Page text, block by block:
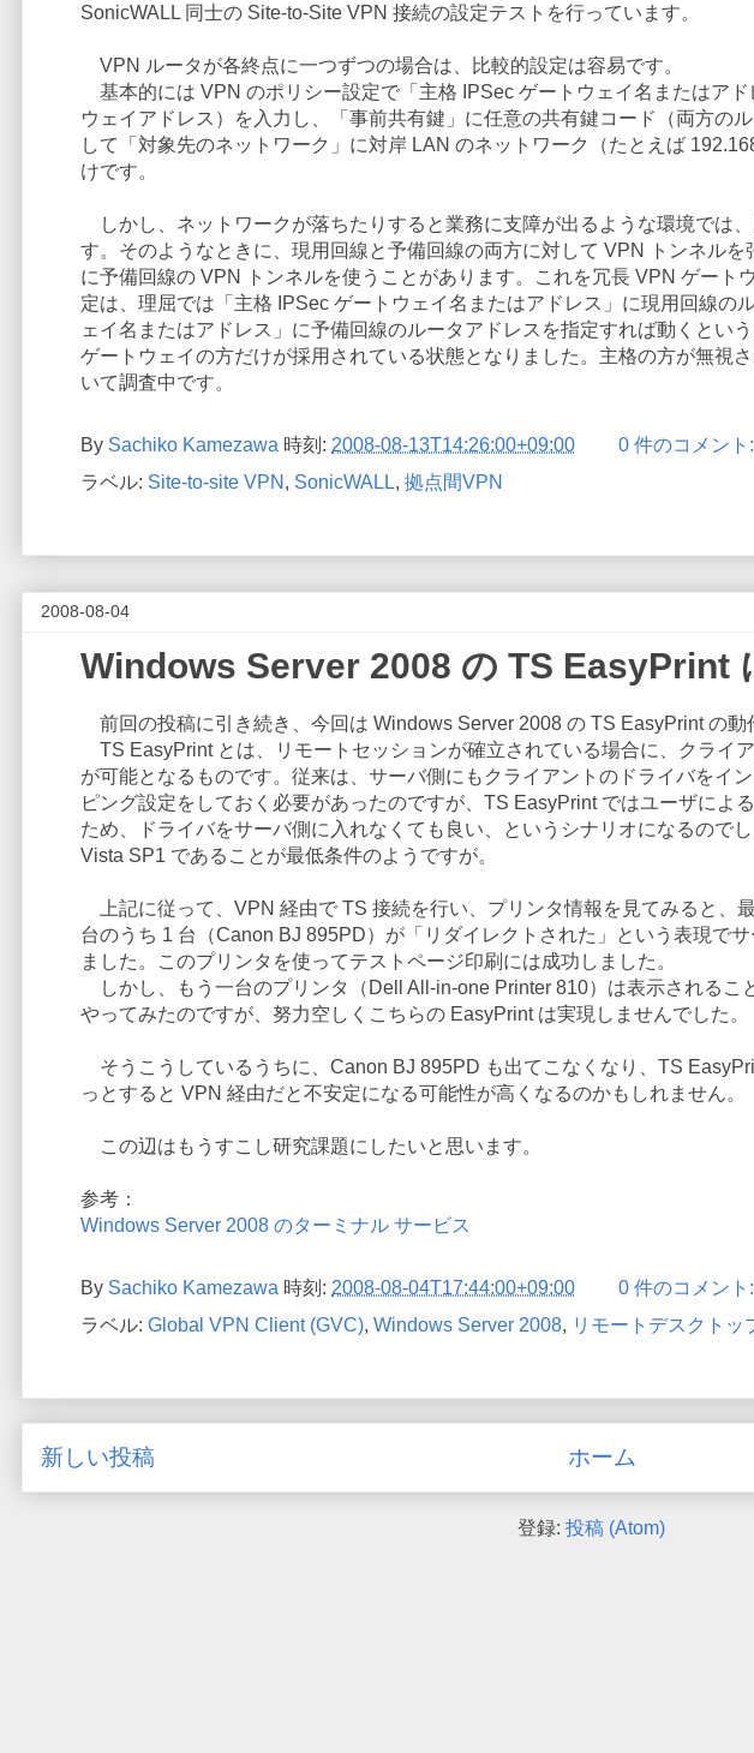
SonicWALL 同士の Site-to-Site VPN 接続の設定テストを行っています。
VPN ルータが各終点に一つずつの場合は、比較的設定は容易です。
基本的には VPN のポリシー設定で「主格 IPSec ゲートウェイ名またはア
ウェイアドレス）を入力し、「事前共有鍵」に任意の共有鍵コード（両方の
して「対象先のネットワーク」に対岸 LAN のネットワーク（たとえば
けです。
しかし、ネットワークが落ちたりすると業務に支障が出るような環境では
す。そのようなときに、現用回線と予備回線の両方に対して VPN トンネル
に予備回線の VPN トンネルを使うことがあります。これを冗長 VPN ゲート
定は、理屈では「主格 IPSec ゲートウェイ名またはアドレス」に現用回線の
ェイ名またはアドレス」に予備回線のルータアドレスを指定すれば動くとい
ゲートウェイの方だけが採用されている状態となりました。主格の方が無視
いて調査中です。
By Sachiko Kamezawa 時刻: 2008-08-13T14:26:00+09:00
0 件のコメント:
ラベル: Site-to-site VPN , SonicWALL, 拠点間VPN
2008-08-04
Windows Server 2008 の TS EasyPrint
前回の投稿に引き続き、今回は Windows Server 2008 の TS EasyPrint の動
TS EasyPrint とは、リモートセッションが確立されている場合に、クライ
が可能となるものです。従来は、サーバ側にもクライアントのドライバをイ
ピング設定をしておく必要があったのですが、TS EasyPrint ではユーザによ
ため、ドライバをサーバ側に入れなくても良い、というシナリオになるので
Vista SP1 であることが最低条件のようですが。
上記に従って、VPN 経由で TS 接続を行い、プリンタ情報を見てみると、
台のうち 1 台（Canon BJ 895PD）が「リダイレクトされた」という表現で
ました。このプリンタを使ってテストページ印刷には成功しました。
しかし、もう一台のプリンタ（Dell All-in-one Printer 810）は表示されるこ
やってみたのですが、努力空しくこちらの EasyPrint は実現しませんでした。
そうこうしているうちに、Canon BJ 895PD も出てこなくなり、TS
っとすると VPN 経由だと不安定になる可能性が高くなるのかもしれません。
この辺はもうすこし研究課題にしたいと思います。
参考：
Windows Server 2008 のターミナル サービス
By Sachiko Kamezawa 時刻: 2008-08-04T17:44:00+09:00
0 件のコメント:
ラベル: Global VPN Client (GVC), Windows Server 2008, リモートデスクトッ
新しい投稿 ホーム
登録: 投稿 (Atom)